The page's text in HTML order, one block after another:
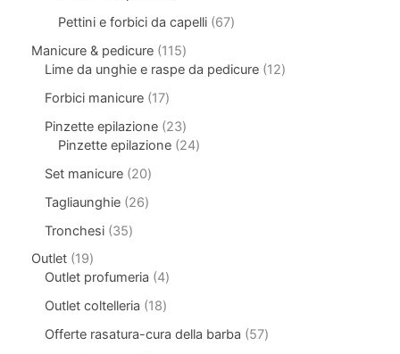
Pettini e forbici da capelli 67
Manicure & pedicure 115
Lime da unghie e raspe da pedicure 12
Forbici manicure 17
Pinzette epilazione 23
Pinzette epilazione 24
Set manicure 20
Tagliaunghie 26
Tronchesi 35
Outlet 19
Outlet profumeria
4
Outlet coltelleria
18
Offerte rasatura-cura della barba
57